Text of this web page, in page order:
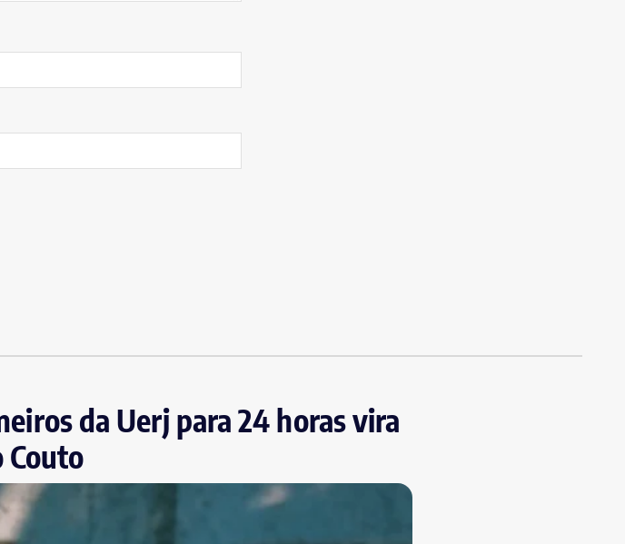
da Uerj para 24 horas vira
Couto